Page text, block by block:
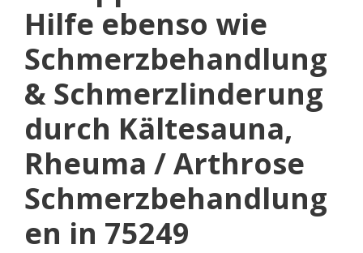
Hilfe ebenso wie
Schmerzbehandlung
& Schmerzlinderung
durch Kältesauna,
Rheuma / Arthrose
Schmerzbehandlung
en in 75249